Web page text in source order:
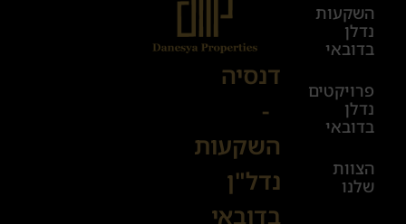
השקעות
נדלן
בדובאי
פרויקטים
נדלן
בדובאי
הצוות
שלנו
א׳-ה׳
08:00-
00:00
יום ו׳
08:00-
17:00
דנסיה
-
השקעות
נדל"ן
בדובאי